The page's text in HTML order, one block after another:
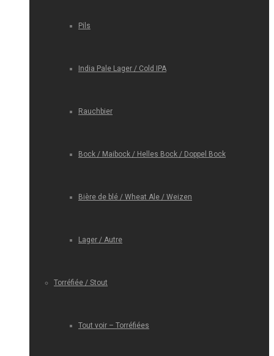
Pils
India Pale Lager / Cold IPA
Rauchbier
Bock / Maibock / Helles Bock / Doppel Bock
Bière de blé / Wheat Ale / Weizen
Lager / Autre
Torréfiée / Stout
Tout voir – Torréfiées